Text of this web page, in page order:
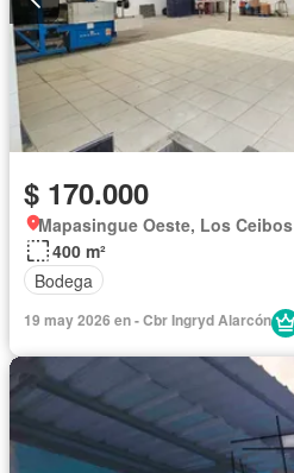
$ 170.000
Mapasingue Oeste, Los Ceibos
400 m²
Bodega
19 may 2026 en - Cbr Ingryd Alarcón